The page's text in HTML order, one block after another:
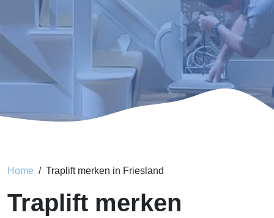
Home Traplift merken in Friesland
Traplift merken